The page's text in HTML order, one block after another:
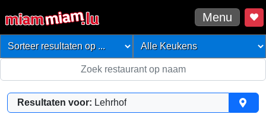
Menu
Resultaten voor: Lehrhof